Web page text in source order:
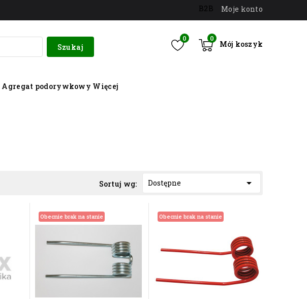
B2B Moje konto
0
Mój koszyk
0
Szukaj
Agregat podorywkowy Więcej
Sortuj wg: Dostępne 
Obecnie brak na stanie Obecnie brak na stanie